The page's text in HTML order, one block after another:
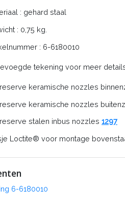
: gehard staal
: 0,75 kg.
: 6-6180010
tekening voor meer
keramische nozzles
keramische nozzles
stalen inbus nozzles 1297
Loctite® voor montage
6-6180010